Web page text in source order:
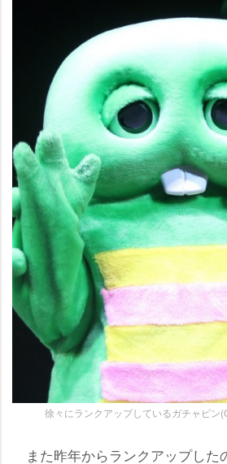
徐々にランクアップしているガチャピン
また昨年からランクアップした